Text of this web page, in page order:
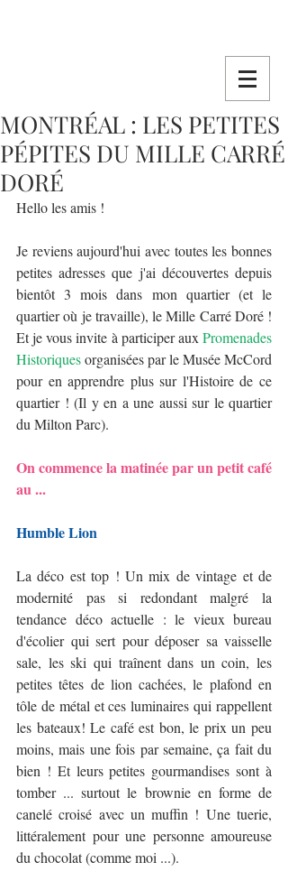
MONTRÉAL : LES PETITES
PÉPITES DU MILLE CARRÉ
DORÉ
Hello les amis !
Je reviens aujourd'hui avec toutes les bonnes
petites adresses que j'ai découvertes depuis
bientôt 3 mois dans mon quartier (et le
quartier où je travaille), le Mille Carré Doré !
Et je vous invite à participer aux Promenades
Historiques organisées par le Musée McCord
pour en apprendre plus sur l'Histoire de ce
quartier ! (Il y en a une aussi sur le quartier
du Milton Parc).
On commence la matinée par un petit café
au ...
Humble Lion
La déco est top ! Un mix de vintage et de
modernité pas si redondant malgré la
tendance déco actuelle : le vieux bureau
d'écolier qui sert pour déposer sa vaisselle
sale, les ski qui traînent dans un coin, les
petites têtes de lion cachées, le plafond en
tôle de métal et ces luminaires qui rappellent
les bateaux! Le café est bon, le prix un peu
moins, mais une fois par semaine, ça fait du
bien ! Et leurs petites gourmandises sont à
tomber ... surtout le brownie en forme de
canelé croisé avec un muffin ! Une tuerie,
littéralement pour une personne amoureuse
du chocolat (comme moi ...).